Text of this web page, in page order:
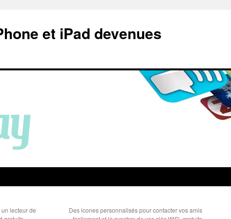
et iPad devenues
un lecteur de
Des icones personnalisés pour contacter vos amis